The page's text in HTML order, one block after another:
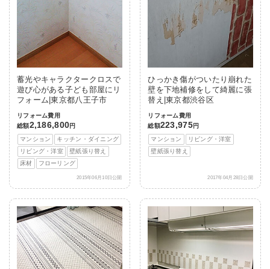
蓄光やキャラクタークロスで
遊び心がある子ども部屋にリ
フォーム|東京都八王子市
リフォーム費用
総額2,186,800円
マンション
キッチン・ダイニング
リビング・洋室
壁紙張り替え
床材
フローリング
2015年06月10日公開
ひっかき傷がついたり崩れた
壁を下地補修をして綺麗に張
替え|東京都渋谷区
リフォーム費用
総額223,975円
マンション
リビング・洋室
壁紙張り替え
2017年04月28日公開